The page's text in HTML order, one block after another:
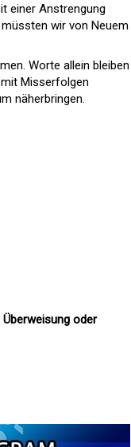
einer Anstrengung
wir von Neuem
Worte allein bleiben
Misserfolgen
näherbringen.
oder